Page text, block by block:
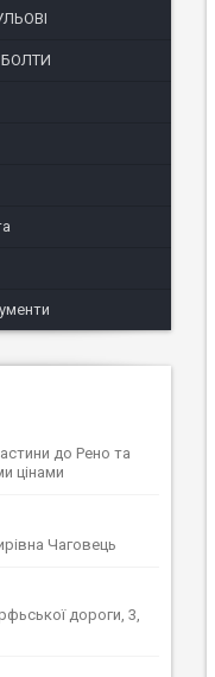
БОЛТИ
до Рено та
цінами
Чаговець
дороги, 3,